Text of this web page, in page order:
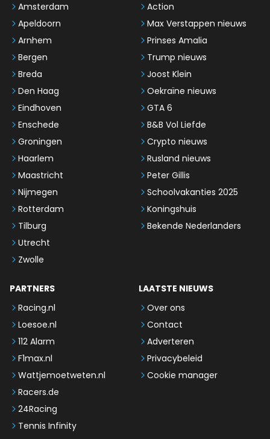
Amsterdam
Apeldoorn
Arnhem
Bergen
Breda
Den Haag
Eindhoven
Enschede
Groningen
Haarlem
Maastricht
Nijmegen
Rotterdam
Tilburg
Utrecht
Zwolle
Action
Max Verstappen nieuws
Prinses Amalia
Trump nieuws
Joost Klein
Oekraïne nieuws
GTA 6
B&B Vol Liefde
Crypto nieuws
Rusland nieuws
Peter Gillis
Schoolvakanties 2025
Koningshuis
Bekende Nederlanders
PARTNERS
Racing.nl
Loesoe.nl
112 Alarm
F1max.nl
Wattjemoetweten.nl
Racers.de
24Racing
Tennis Infinity
LAATSTE NIEUWS
Over ons
Contact
Adverteren
Privacybeleid
Cookie manager